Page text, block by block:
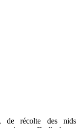
de récolte des nids